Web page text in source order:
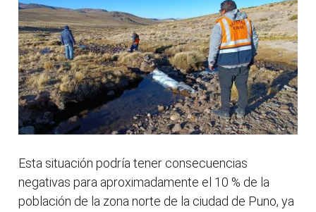
Esta situación podría tener consecuencias
negativas para aproximadamente el 10 % de la
población de la zona norte de la ciudad de Puno, ya